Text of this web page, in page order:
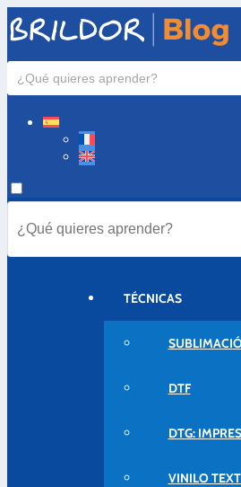
TÉCNICAS
DTF
DTG:
VINILO